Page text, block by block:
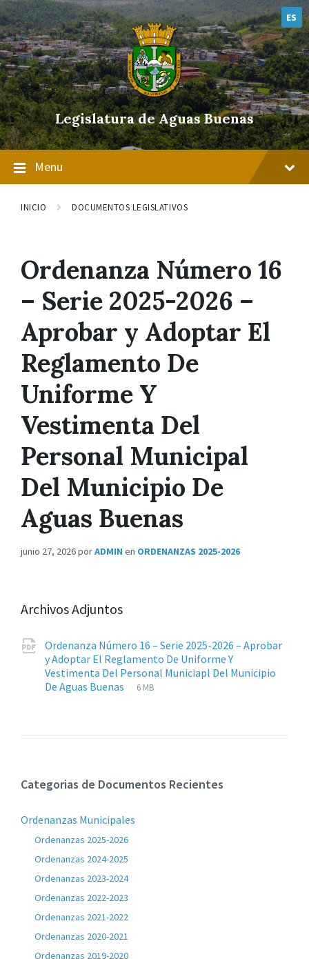
Skip
to
content
Skip
to
main
navigation
Skip
to
footer
ES
Legislatura de Aguas Buenas
Menu
INICIO DOCUMENTOS LEGISLATIVOS
Ordenanza Número 16
– Serie 2025-2026 –
Aprobar y Adoptar El
Reglamento De
Uniforme Y
Vestimenta Del
Personal Municipal
Del Municipio De
Aguas Buenas
junio 27, 2026porADMIN en ORDENANZAS 2025-2026
Archivos Adjuntos
Ordenanza Número 16 – Serie 2025-2026 – Aprobar
y Adoptar El Reglamento De Uniforme Y
Vestimenta Del Personal Municiapl Del Municipio
De Aguas Buenas
Extensiones
pdf
Tamaño
6 MB
Categorias de Documentos Recientes
Ordenanzas Municipales
Ordenanzas 2025-2026
Ordenanzas 2024-2025
Ordenanzas 2023-2024
Ordenanzas 2022-2023
Ordenanzas 2021-2022
Ordenanzas 2020-2021
Ordenanzas 2019-2020